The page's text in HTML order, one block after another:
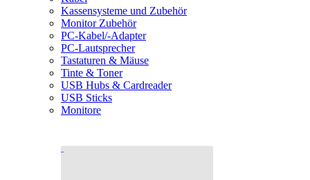
Kassensysteme und Zubehör
Monitor Zubehör
PC-Kabel/-Adapter
PC-Lautsprecher
Tastaturen & Mäuse
Tinte & Toner
USB Hubs & Cardreader
USB Sticks
Monitore